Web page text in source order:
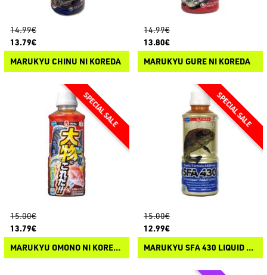
14.99€
13.79€
MARUKYU CHINU NI KOREDA
14.99€
13.80€
MARUKYU GURE NI KOREDA
15.00€
13.79€
MARUKYU OMONO NI KOREDA
15.00€
12.99€
MARUKYU SFA 430 LIQUID SANAGI